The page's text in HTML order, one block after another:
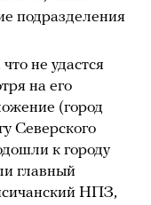
подразделения
что не удастся
на его
(город
Северского
к городу
главный
НПЗ,